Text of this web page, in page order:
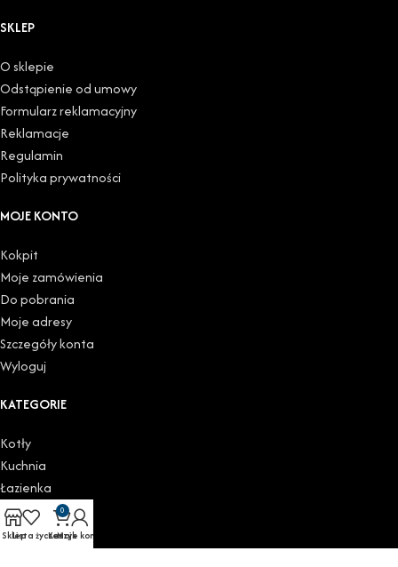
SKLEP
O sklepie
Odstąpienie od umowy
Formularz reklamacyjny
Reklamacje
Regulamin
Polityka prywatności
MOJE KONTO
Kokpit
Moje zamówienia
Do pobrania
Moje adresy
Szczegóły konta
Wyloguj
KATEGORIE
Kotły
Kuchnia
Łazienka
Podgrzewacze
Grzejniki
Zawory i głowice
SklepLista życzeń
0
Koszyk
Moje konto